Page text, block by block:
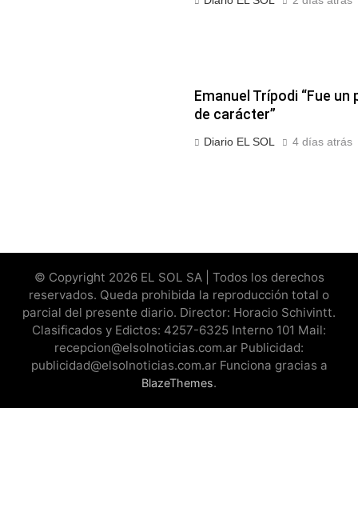
Emanuel Trípodi “Fue
de carácter”
Diario EL SOL 4 días atrás
© Copyright 2026 EL SOL SA | Todos los derechos
reservados. Queda prohibida la reproducción total o
parcial del presente diario. Director: Horacio Schivintt.
Clasificados y Edictos: 4257-6325 Interno 101 Mail:
recepcion@elsolnoticias.com.ar Publicidad:
publicidad@elsolnoticias.com.ar Funciona gracias a
BlazeThemes.